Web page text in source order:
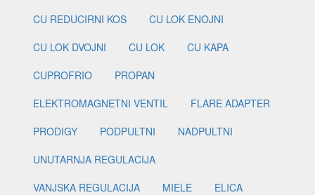
CU REDUCIRNI KOS
CU LOK ENOJNI
CU LOK DVOJNI
CU LOK
CU KAPA
CUPROFRIO
PROPAN
ELEKTROMAGNETNI VENTIL
FLARE ADAPTER
PRODIGY
PODPULTNI
NADPULTNI
UNUTARNJA REGULACIJA
VANJSKA REGULACIJA
MIELE
ELICA